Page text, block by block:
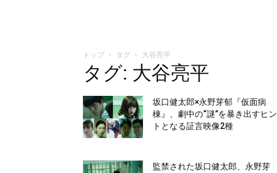
トップ タグ 大谷亮平
タグ: 大谷亮平
坂口健太郎×永野芽郁『仮面病
棟』、劇中の“謎”を暴き出すヒン
トとなる証言映像2種
監禁された坂口健太郎、永野芽